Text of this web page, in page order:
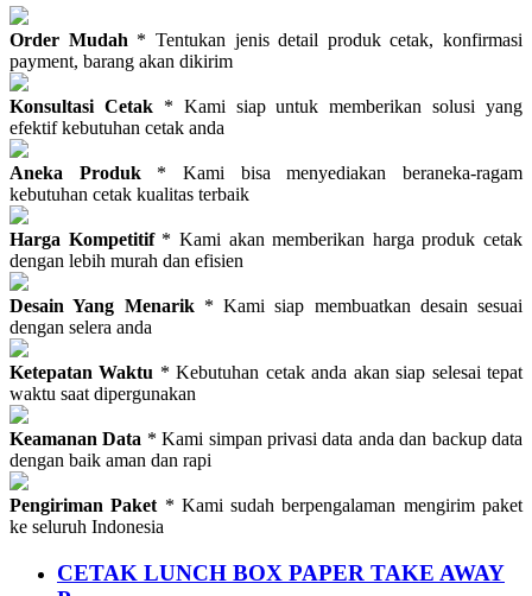
Order Mudah * Tentukan jenis detail produk cetak, konfirmasi
payment, barang akan dikirim
Konsultasi Cetak* Kami siap untuk memberikan solusi yang
efektif kebutuhan cetak anda
Aneka Produk * Kami bisa menyediakan beraneka-ragam
kebutuhan cetak kualitas terbaik
Harga Kompetitif* Kami akan memberikan harga produk cetak
dengan lebih murah dan efisien
Desain Yang Menarik* Kami siap membuatkan desain sesuai
dengan selera anda
Ketepatan Waktu * Kebutuhan cetak anda akan siap selesai tepat
waktu saat dipergunakan
Keamanan Data * Kami simpan privasi data anda dan backup data
dengan baik aman dan rapi
Pengiriman Paket * Kami sudah berpengalaman mengirim paket
ke seluruh Indonesia
CETAK LUNCH BOX PAPER TAKE AWAY